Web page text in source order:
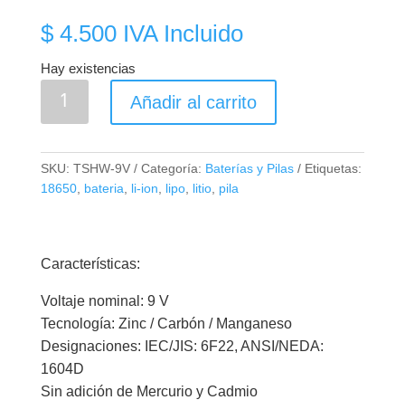
$4.500 IVA Incluido
Hay existencias
Batería
cantidad
Añadir al carrito
SKU: TSHW-9V Categoría: Baterías y Pilas
Etiquetas:
18650, bateria li-ion lipo, litio, pila
Características:
Voltaje nominal: 9 V
Tecnología: Zinc / Carbón / Manganeso
Designaciones: IEC/JIS: 6F22, ANSI/NEDA:
1604D
Sin adición de Mercurio y Cadmio